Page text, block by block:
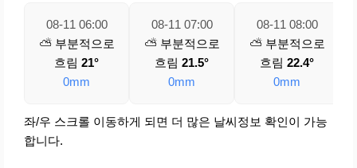
08-11 06:00
⛅ 부분적으로
흐림 21°
0mm
08-11 07:00
⛅ 부분적으로
흐림 21.5°
0mm
08-11 08:00
⛅ 부분적으로
흐림 22.4°
0mm
좌/우 스크롤 이동하게 되면 더 많은 날씨정보 확인이 가능
합니다.